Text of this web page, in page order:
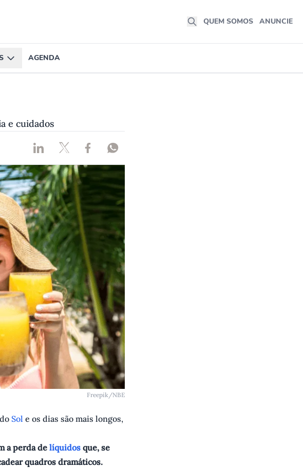
QUEM SOMOS ANUNCIE
AGENDA
e cuidados
Freepik/NBE
Sol e os dias são mais longos,
a perda delíquidos que, se
quadros dramáticos.